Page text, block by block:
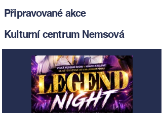
Připravované akce
Kulturní centrum Nemsová